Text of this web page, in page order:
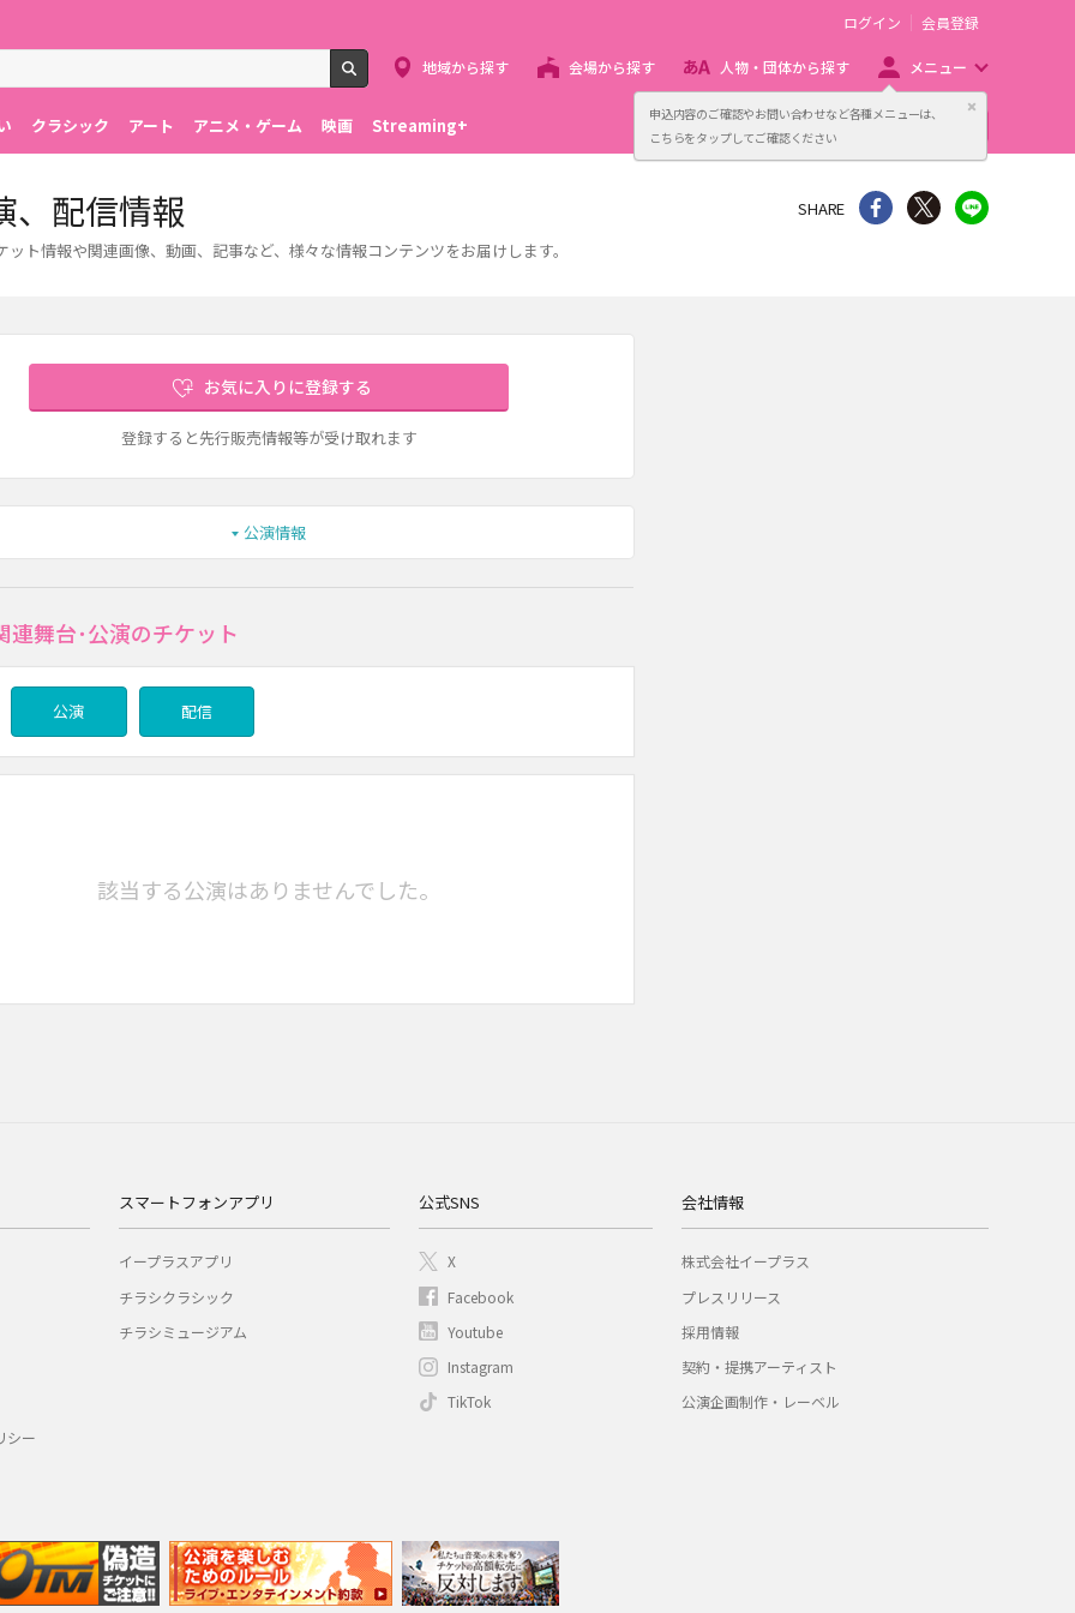
申込内容のご確認やお問い合わせなど各種メニューは、
こちらをタップしてご確認ください
閉じる
検索
ログイン 会員登録
地域から探す 会場から探す 人物・団体から探す メニュー
クラシック アート アニメ・ゲーム 映画 Streaming+ 主催者向け販売サービス
、配信情報
ト情報や関連画像、動画、記事など、様々な情報コンテンツをお届けします。
SHARE シェア Twitter
お気に入りに登録する
登録すると先行販売情報等が受け取れます
公演情報
連舞台･公演のチケット
公演 配信
該当する公演はありませんでした。
シー
スマートフォンアプリ
イープラスアプリ
チラシクラシック
チラシミュージアム
公式SNS
X
Facebook
Youtube
Instagram
TikTok
会社情報
株式会社イープラス
プレスリリース
採用情報
契約・提携アーティスト
公演企画制作・レーベル